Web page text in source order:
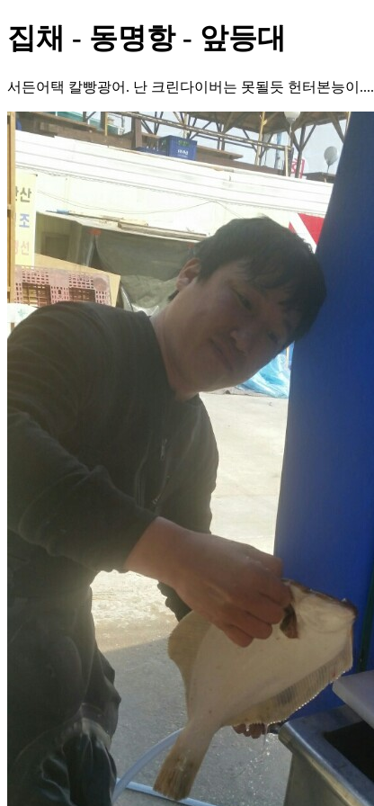
집채 - 동명항 - 앞등대
서든어택 칼빵광어. 난 크린다이버는 못될듯 헌터본능이....